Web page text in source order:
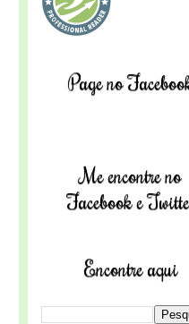
Page no
Me encontre no
Facebook e
Encontre aqui